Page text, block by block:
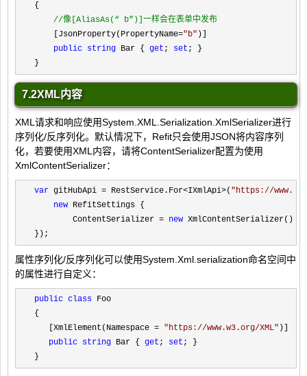
{
//像[AliasAs(“ b”)]一样会在表单中发布
    [JsonProperty(PropertyName=
"b" )]
public string Bar { get ; set ; }
}
7.2XML内容
XML请求和响应使用System.XML.Serialization.XmlSerializer进行
序列化/反序列化。默认情况下，Refit只会使用JSON将内容序列
化，若要使用XML内容，请将ContentSerializer配置为使用
XmlContentSerializer：
var gitHubApi = RestService.For<IXmlApi>( "https://
new RefitSettings {
        ContentSerializer
= new XmlContentSerializer()
});
属性序列化/反序列化可以使用System.Xml.serialization命名空间中
的属性进行自定义：
public class Foo
{
   [XmlElement(Namespace
= "https://www.w3.org/XML" )]
public string Bar { get ; set ; }
}